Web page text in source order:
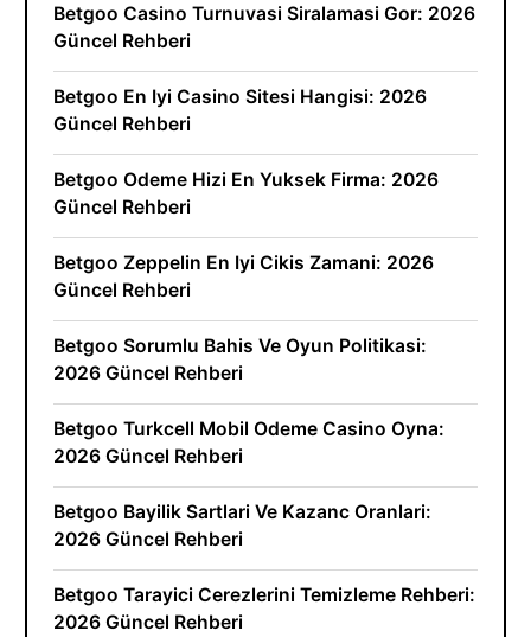
Betgoo Casino Turnuvasi Siralamasi Gor: 2026
Güncel Rehberi
Betgoo En Iyi Casino Sitesi Hangisi: 2026
Güncel Rehberi
Betgoo Odeme Hizi En Yuksek Firma: 2026
Güncel Rehberi
Betgoo Zeppelin En Iyi Cikis Zamani: 2026
Güncel Rehberi
Betgoo Sorumlu Bahis Ve Oyun Politikasi:
2026 Güncel Rehberi
Betgoo Turkcell Mobil Odeme Casino Oyna:
2026 Güncel Rehberi
Betgoo Bayilik Sartlari Ve Kazanc Oranlari:
2026 Güncel Rehberi
Betgoo Tarayici Cerezlerini Temizleme Rehberi:
2026 Güncel Rehberi